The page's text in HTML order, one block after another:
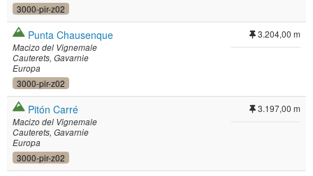
3000-pir-z02
Punta Chausenque
Macizo del Vignemale
Cauterets Gavarnie
Europa
3000-pir-z02
3.204,00 m
Pitón Carré
Macizo del Vignemale
Cauterets Gavarnie
Europa
3000-pir-z02
3.197,00 m